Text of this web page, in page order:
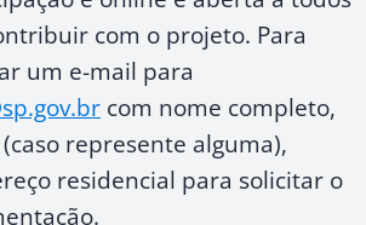
com o projeto. Para
um e-mail para
com nome completo,
represente alguma),
residencial para solicitar o